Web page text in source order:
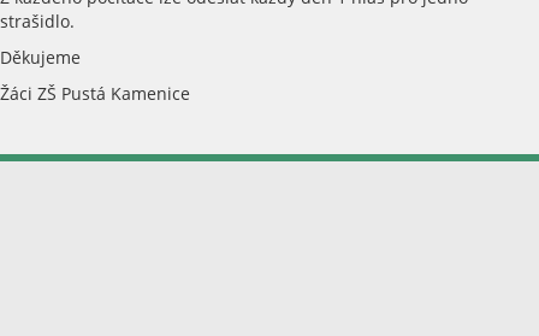
strašidlo.
Děkujeme
Žáci ZŠ Pustá Kamenice